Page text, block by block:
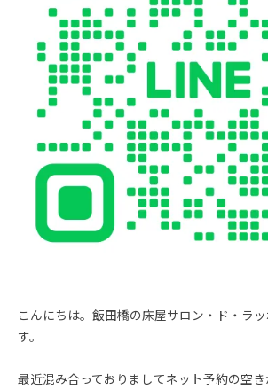
こんにちは。飯田橋の床屋サロン・ド・ラ
す。
最近混み合っておりましてネット予約の空